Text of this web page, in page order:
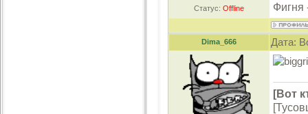
Статус: Offline
Фигня
Dima_666 Дата:
[Вот